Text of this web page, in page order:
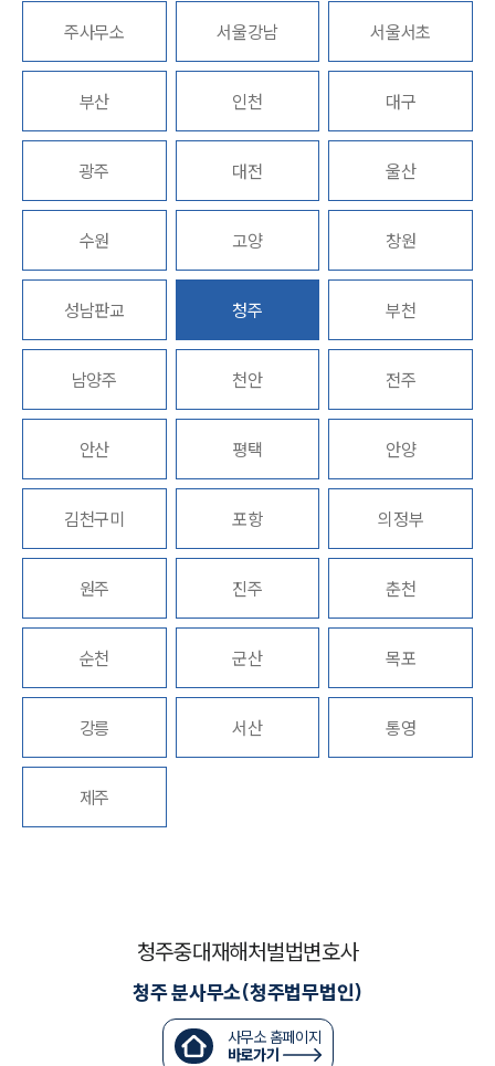
업무사례
사례분석/최신동향
법률정보
법률지식인
고객후기
업무분야
전체
구성원 소개
소식/자료
언론보도
공지사항
법률 블로그
법률서식
세미나
대륜법률상담예약
주사무소 서울강남 서울서초
부산 인천 대구
광주 대전 울산
수원 고양 창원
성남판교 청주 부천
남양주 천안 전주
안산 평택 안양
김천구미 포항 의정부
원주 진주 춘천
순천 군산 목포
강릉 서산 통영
제주
청주중대재해처벌법변호사
청주 분사무소(청주법무법인)
사무소 홈페이지
바로가기